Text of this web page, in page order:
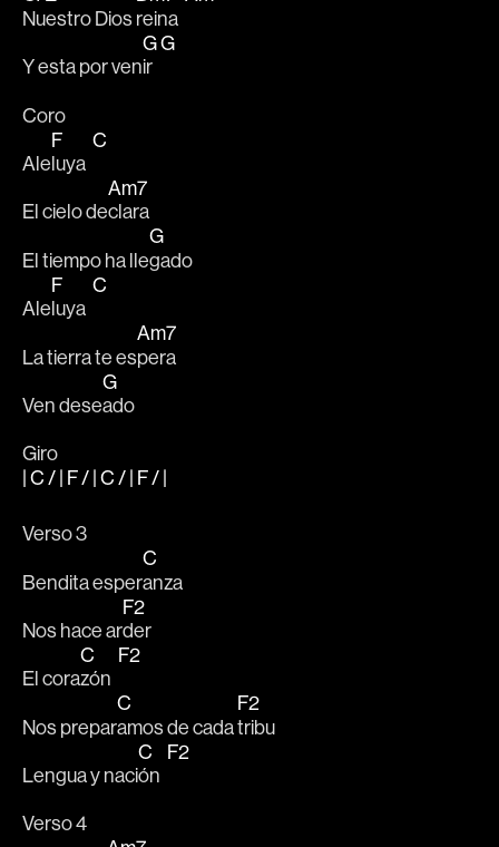
Nuestro Dios reina
Y esta por ven
G
ir
G
Coro
Ale
F
luya
C
El cielo de
Am7
clara
El tiempo ha lle
G
gado
Ale
F
luya
C
La tierra te es
Am7
pera
Ven dese
G
ado
Giro
| C / | F / | C / | F / |
Verso 3
Bendita esper
C
anza
Nos hace ar
F2
der
El cora
C
zón
F2
Nos prepar
C
amos de cada
F2
tribu
Lengua y naci
C
ón
F2
Verso 4